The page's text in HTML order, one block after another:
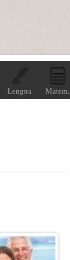
Lengua Matem.